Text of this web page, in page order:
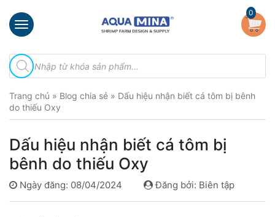
×
chủ
thiệu
Sản
phẩm
Đầu
Phun
Vi
0
Tìm
kiếm
sản
Trang chủ » Blog chia sẻ » Dấu hiệu nhận biết cá tôm bị bênh
do thiếu Oxy
Dấu hiệu nhận biết cá tôm bị
bênh do thiếu Oxy
Ngày đăng: 08/04/2024 Đăng bởi: Biên tập